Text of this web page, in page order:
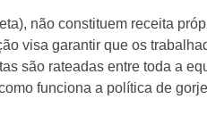
não constituem receita
visa garantir que os
são rateadas entre toda a
funciona a política de